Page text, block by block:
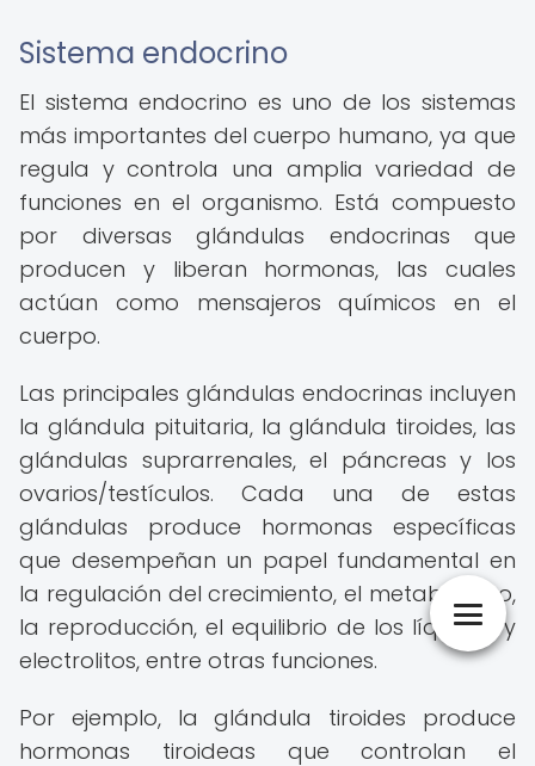
Sistema endocrino
El sistema endocrino es uno de los sistemas
más importantes del cuerpo humano, ya que
regula y controla una amplia variedad de
funciones en el organismo. Está compuesto
por diversas glándulas endocrinas que
producen y liberan hormonas, las cuales
actúan como mensajeros químicos en el
cuerpo.
Las principales glándulas endocrinas incluyen
la glándula pituitaria, la glándula tiroides, las
glándulas suprarrenales, el páncreas y los
ovarios/testículos. Cada una de estas
glándulas produce hormonas específicas
que desempeñan un papel fundamental en
la regulación del crecimiento, el metabolismo,
la reproducción, el equilibrio de los líquidos y
electrolitos, entre otras funciones.
Por ejemplo, la glándula tiroides produce
hormonas tiroideas que controlan el